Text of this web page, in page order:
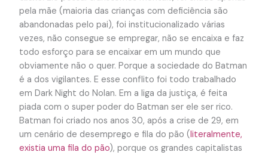
pela mãe (maioria das crianças com deficiência são
abandonadas pelo pai), foi institucionalizado várias
vezes, não consegue se empregar, não se encaixa e faz
todo esforço para se encaixar em um mundo que
obviamente não o quer. Porque a sociedade do Batman
é a dos vigilantes. E esse conflito foi todo trabalhado
em Dark Night do Nolan. Em a liga da justiça, é feita
piada com o super poder do Batman ser ele ser rico.
Batman foi criado nos anos 30, após a crise de 29, em
um cenário de desemprego e fila do pão (literalmente,
existia uma fila do pão), porque os grandes capitalistas